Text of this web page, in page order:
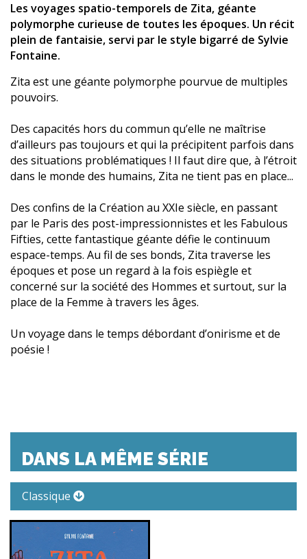
Les voyages spatio-temporels de Zita, géante
polymorphe curieuse de toutes les époques. Un récit
plein de fantaisie, servi par le style bigarré de Sylvie
Fontaine.
Zita est une géante polymorphe pourvue de multiples
pouvoirs.
Des capacités hors du commun qu’elle ne maîtrise
d’ailleurs pas toujours et qui la précipitent parfois dans
des situations problématiques ! Il faut dire que, à l’étroit
dans le monde des humains, Zita ne tient pas en place...
Des confins de la Création au XXIe siècle, en passant
par le Paris des post-impressionnistes et les Fabulous
Fifties, cette fantastique géante défie le continuum
espace-temps. Au fil de ses bonds, Zita traverse les
époques et pose un regard à la fois espiègle et
concerné sur la société des Hommes et surtout, sur la
place de la Femme à travers les âges.
Un voyage dans le temps débordant d’onirisme et de
poésie !
DANS LA MÊME SÉRIE
Classique